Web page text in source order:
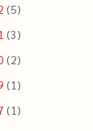
(5)
(3)
(2)
(1)
(1)